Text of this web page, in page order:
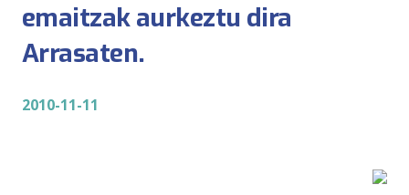
emaitzak aurkeztu dira
Arrasaten.
2010-11-11